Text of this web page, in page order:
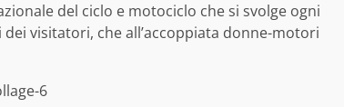
del ciclo e motociclo che si svolge ogni
visitatori, che all’accoppiata donne-motori